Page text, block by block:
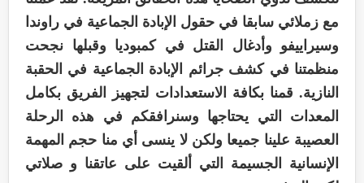
مع زملائي سابقا في حقول الإبادة الجماعية في راوندا
وسيراييفو وأدغال القتل في كمبوديا وقبلها نجحت
منظمتنا في كشف جرائم الإبادة الجماعية في الحقبة
النازية. قمنا بكافة الاستعدادات لتجهيز الفريق بكامل
المعدات التي يحتاجها وسنرافقكم في هذه الرحلة
العصيبة علينا جميعا ولكن لا ينسى أي منا حجم المهمة
الإنسانية الجسيمة التي ألقيت على عاتقنا و صلاتي